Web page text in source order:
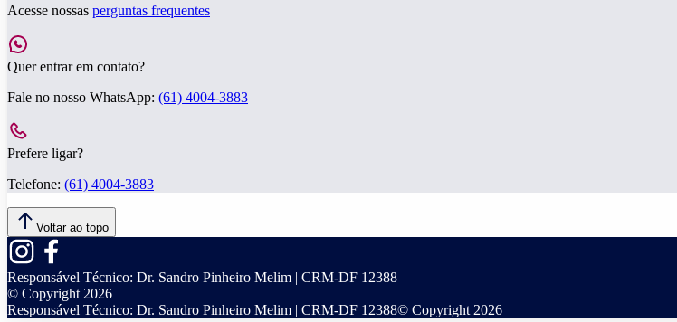
Acesse nossas perguntas frequentes
Quer entrar em contato?
Fale no nosso WhatsApp: (61) 4004-3883
Prefere ligar?
Telefone: (61) 4004-3883
Voltar ao topo
Responsável Técnico: Dr. Sandro Pinheiro Melim | CRM-DF 12388
© Copyright 2026
Responsável Técnico: Dr. Sandro Pinheiro Melim | CRM-DF 12388© Copyright 2026